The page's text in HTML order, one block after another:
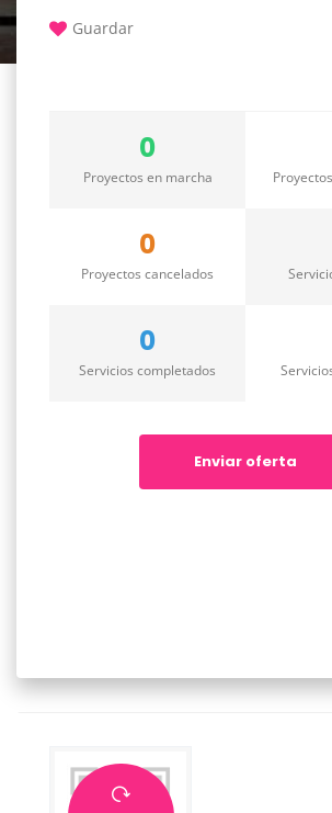
Guardar
0
Proyectos en marcha
0
Proyectos cancelados
0
Servicios completados
Enviar oferta